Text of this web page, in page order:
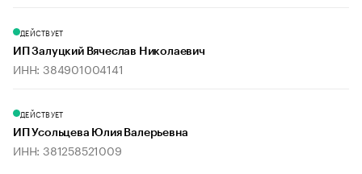
ДЕЙСТВУЕТ
ИП Залуцкий Вячеслав Николаевич
ИНН: 384901004141
ДЕЙСТВУЕТ
ИП Усольцева Юлия Валерьевна
ИНН: 381258521009